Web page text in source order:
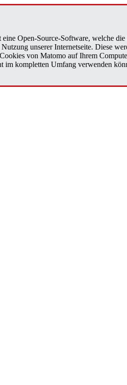
Open-Source-Software, welche
unserer Internetseite. Diese
von Matomo auf Ihrem
im kompletten Umfang verwenden